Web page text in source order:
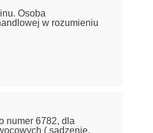
Osoba
w rozumieniu
numer 6782, dla
( sadzenie,